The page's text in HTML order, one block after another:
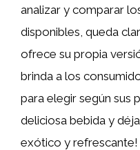
analizar y comparar
disponibles, queda
ofrece su propia
brinda a los
para elegir según sus
deliciosa bebida y
exótico y refrescante!